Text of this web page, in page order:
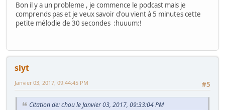
Bon il y a un probleme , je commence le podcast mais je
comprends pas et je veux savoir d'ou vient à 5 minutes cette
petite mélodie de 30 secondes :huuum:!
slyt
#5
Janvier 03, 2017, 09:44:45 PM
Citation de: chou le Janvier 03, 2017, 09:33:04 PM